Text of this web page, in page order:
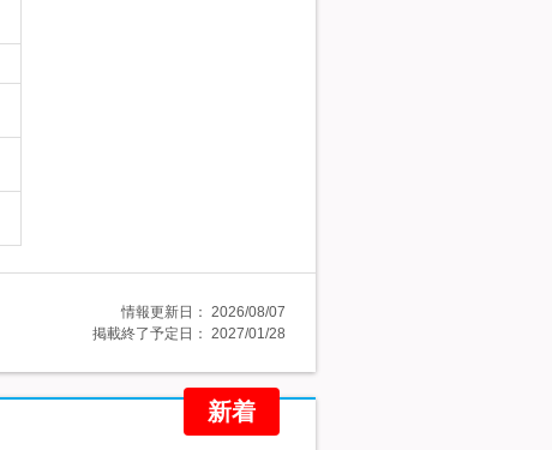
情報更新日： 2026/08/07
掲載終了予定日： 2027/01/28
新着